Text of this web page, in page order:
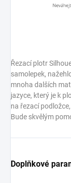
Řezací plotr
samolepek,
mnoha dalších
jazyce, který je k
na řezací
Bude skvělým
Doplňkové